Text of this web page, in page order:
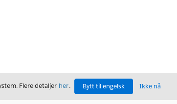
Flere detaljer her. Bytt til engelsk Ikke nå